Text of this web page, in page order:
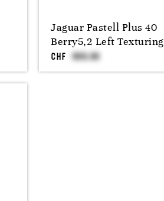
Jaguar Pastell Plus 40
Berry5,2 Left Texturing
CHF